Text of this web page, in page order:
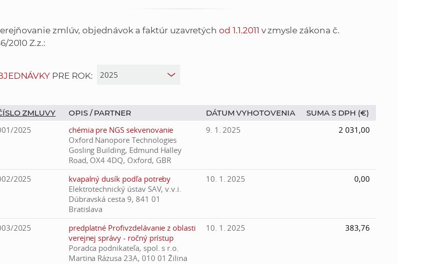
t
zmlúv, objednávok a faktúr uzavretýchod 1.1.2011 v zmysle zákona č.
2010 Z.z.:
PRE ROK:
ZMLUVY OPIS /PARTNER DÁTUM VYHOTOVENIA SUMA S DPH (€)
2025
chémia pre NGS sekvenovanie
Oxford Nanopore Technologies
Gosling Building, Edmund Halley
Road, OX4 4DQ, Oxford, GBR
9. 1. 2025 2 031,00
2025
kvapalný dusík podľa potreby
Elektrotechnický ústav SAV, v.v.i.
Dúbravská cesta 9, 841 01
Bratislava
10. 1. 2025 0,00
2025
predplatné Profivzdelávanie z oblasti
verejnej správy - ročný prístup
Poradca podnikateľa, spol. s r.o.
Martina Rázusa 23A, 010 01 Žilina
10. 1. 2025 383,76